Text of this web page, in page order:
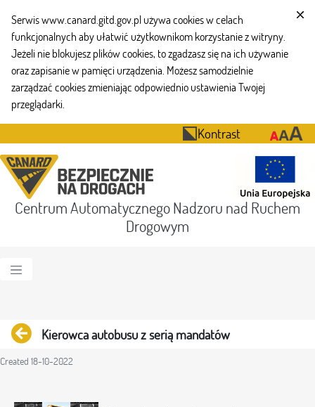
Serwis www.canard.gitd.gov.pl używa cookies w celach
funkcjonalnych aby ułatwić użytkownikom korzystanie z witryny.
Jeżeli nie blokujesz plików cookies, to zgadzasz się na ich używanie
oraz zapisanie w pamięci urządzenia. Możesz samodzielnie
zarządzać cookies zmieniając odpowiednio ustawienia Twojej
przeglądarki.
Kontrast
Centrum Automatycznego Nadzoru nad Ruchem
Drogowym
BackKierowca autobusu z serią mandatów
Created 18-10-2022